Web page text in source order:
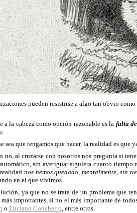
pueden resistirse a algo tan obvio
a la cabeza como opción razonable es la falta
sea que tengamos que hacer, la realidad es que
al cruzarse con nosotros nos pregunta si
sin averiguar siguiera cuanto
nos hemos quedado, mentalmente, sin
en el que vivimos.
ya que no se trata de un problema que
importantes, si no el más importante de
oLuciano Concheiro, entre otros.